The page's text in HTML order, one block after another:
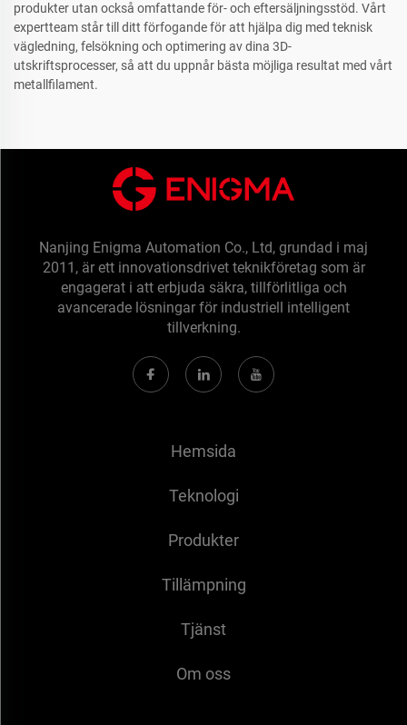
produkter utan också omfattande för- och eftersäljningsstöd. Vårt
expertteam står till ditt förfogande för att hjälpa dig med teknisk
vägledning, felsökning och optimering av dina 3D-
utskriftsprocesser, så att du uppnår bästa möjliga resultat med vårt
metallfilament.
Nanjing Enigma Automation Co., Ltd, grundad i maj
2011, är ett innovationsdrivet teknikföretag som är
engagerat i att erbjuda säkra, tillförlitliga och
avancerade lösningar för industriell intelligent
tillverkning.
Hemsida
Teknologi
Produkter
Tillämpning
Tjänst
Om oss